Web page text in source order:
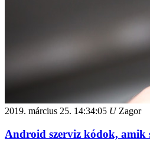
2019. március 25. 14:34:05 UZagor
Android szerviz kódok, amik